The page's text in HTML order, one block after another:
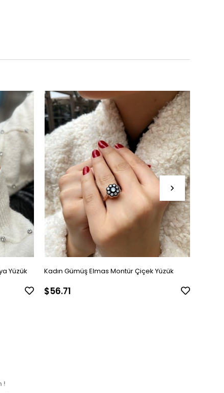
Yüzük Kadın Gümüş Elmas Montür Çiçek Yüzük
$56.71
!